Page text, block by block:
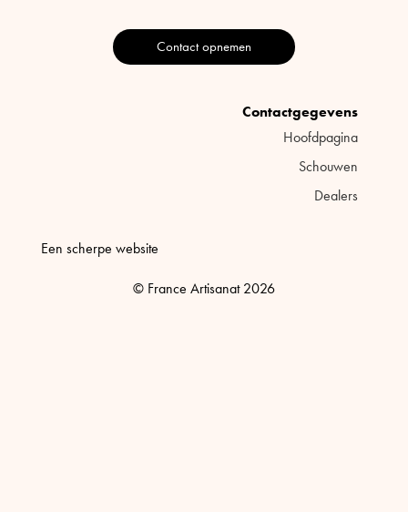
Contact opnemen
Contactgegevens
Hoofdpagina
Schouwen
Dealers
Een scherpe website
© France Artisanat 2026